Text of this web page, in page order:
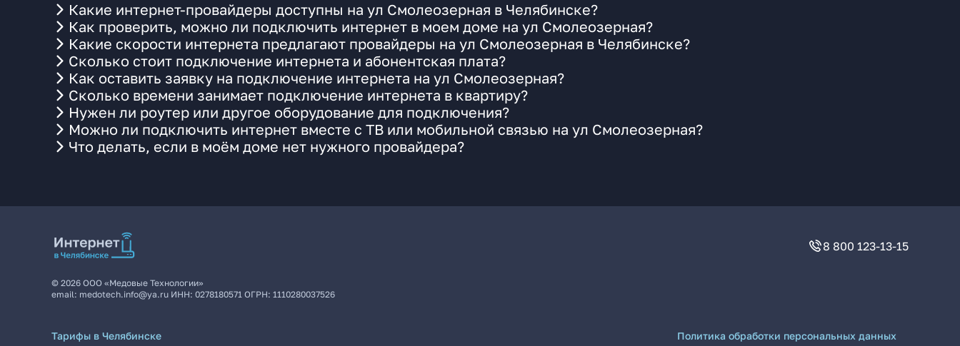
Какие интернет-провайдеры доступны на ул Смолеозерная в Челябинске?
Как проверить, можно ли подключить интернет в моем доме на ул Смолеозерная?
Какие скорости интернета предлагают провайдеры на ул Смолеозерная в Челябинске?
Сколько стоит подключение интернета и абонентская плата?
Как оставить заявку на подключение интернета на ул Смолеозерная?
Сколько времени занимает подключение интернета в квартиру?
Нужен ли роутер или другое оборудование для подключения?
Можно ли подключить интернет вместе с ТВ или мобильной связью на ул Смолеозерная?
Что делать, если в моём доме нет нужного провайдера?
8 800 123-13-15
© 2026 ООО «Медовые Технологии»
email: medotech.info@ya.ru ИНН: 0278180571 ОГРН: 1110280037526
Тарифы в Челябинске
Политика обработки персональных данных